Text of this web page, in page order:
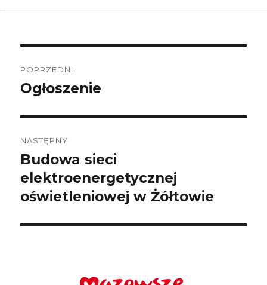
wpisu
POPRZEDNI
Poprzedni
Ogłoszenie
NASTĘPNY
Następny
wpis:
Budowa sieci
elektroenergetycznej
oświetleniowej w Żółtowie